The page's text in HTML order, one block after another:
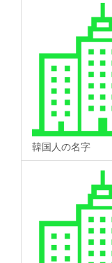
韓国人の名字